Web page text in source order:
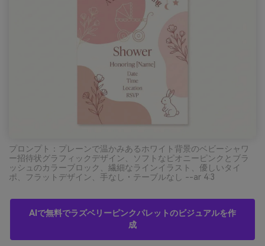
プロンプト：プレーンで温かみあるホワイト背景のベビーシャワ
ー招待状グラフィックデザイン、ソフトなピオニーピンクとブラ
ッシュのカラーブロック、繊細なラインイラスト、優しいタイ
ポ、フラットデザイン、手なし・テーブルなし --ar 4:3
AIで無料でラズベリーピンクパレットのビジュアルを作
成